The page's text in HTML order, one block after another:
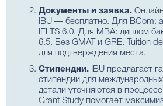
Документы и заявка.
IBU — бесплатно. Для BCom:
IELTS 6.0. Для MBA: диплом
6.5. Без GMAT и GRE. Tuition
для подтверждения места.
Стипендии. IBU предлагает
стипендии для
детали уточняются в
Grant Study помогает